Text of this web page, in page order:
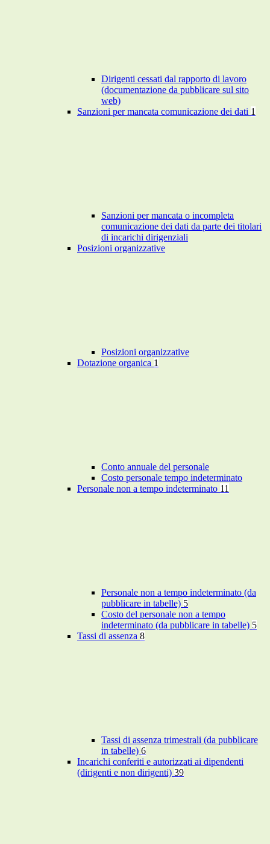
Dirigenti cessati dal rapporto di lavoro
(documentazione da pubblicare sul sito
web)
Sanzioni per mancata comunicazione dei dati 1
Sanzioni per mancata o incompleta
comunicazione dei dati da parte dei titolari
di incarichi dirigenziali
Posizioni organizzative
Posizioni organizzative
Dotazione organica 1
Conto annuale del personale
Costo personale tempo indeterminato
Personale non a tempo indeterminato 11
Personale non a tempo indeterminato (da
pubblicare in tabelle) 5
Costo del personale non a tempo
indeterminato (da pubblicare in tabelle) 5
Tassi di assenza 8
Tassi di assenza trimestrali (da pubblicare
in tabelle) 6
Incarichi conferiti e autorizzati ai dipendenti
(dirigenti e non dirigenti) 39